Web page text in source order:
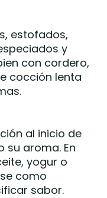
estofados,
y
con cordero,
cocción lenta
al inicio de
aroma. En
yogur o
como
sabor.